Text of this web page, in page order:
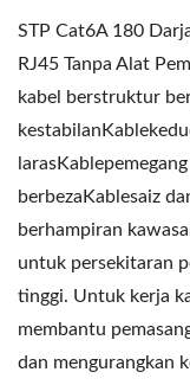
STP Cat6A 180
RJ45 Tanpa Alat
kabel berstruktur
berbezaKablesaiz
berhampiran
untuk persekitaran
tinggi. Untuk kerja
membantu
dan mengurangkan